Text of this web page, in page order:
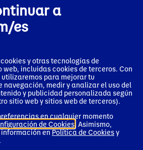
a
es
y otras tecnologías de
web, incluidas cookies de terceros. Con
para mejorar tu
navegación, medir y analizar el uso del
y publicidad personalizada según
sitio web y sitios web de terceros).
en cualquier momento
de Cookies. Asimismo,
información enPolítica de Cookiesy
.
del sistema
su probiótico exclusivo L. casei. De
que demuestran sus beneficios
vida.
fermentadas, su elaboración a
que dura 72 horas
multiplique hasta los veinte mil